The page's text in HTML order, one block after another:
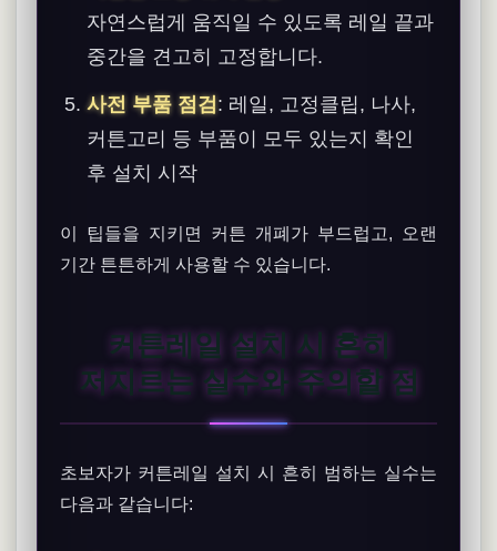
자연스럽게 움직일 수 있도록 레일 끝과
중간을 견고히 고정합니다.
사전 부품 점검: 레일, 고정클립, 나사,
커튼고리 등 부품이 모두 있는지 확인
후 설치 시작
이 팁들을 지키면 커튼 개폐가 부드럽고, 오랜
기간 튼튼하게 사용할 수 있습니다.
커튼레일 설치 시 흔히
저지르는 실수와 주의할 점
초보자가 커튼레일 설치 시 흔히 범하는 실수는
다음과 같습니다: